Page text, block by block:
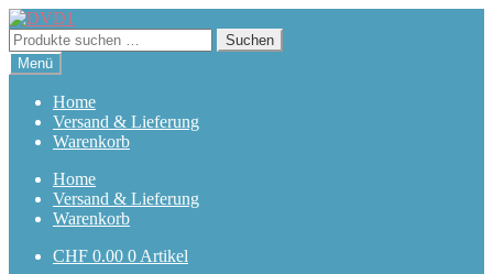
Zur
Navigation
springen
Zum
Inhalt
springen
Suchen
nach:
Suchen
Menü
Home
Versand & Lieferung
Warenkorb
Home
Versand & Lieferung
Warenkorb
CHF 0.00 0 Artikel